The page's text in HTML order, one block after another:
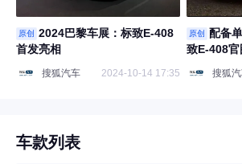
原创
2024巴黎车展：标致E-408
首发亮相
搜狐汽车 2024-10-14 17:35
原创
配备
致E-408
搜狐
车款列表